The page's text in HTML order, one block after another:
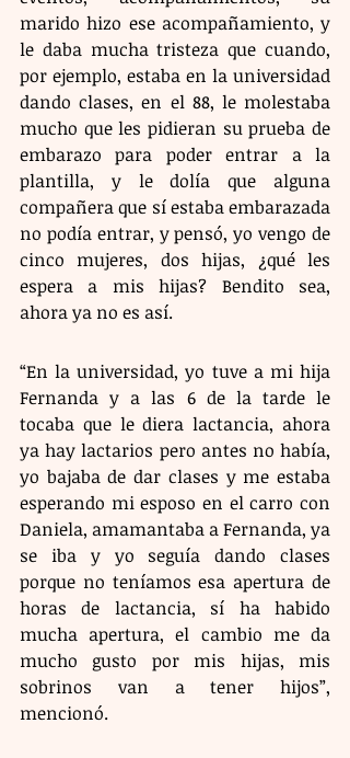
marido hizo ese acompañamiento, y
le daba mucha tristeza que cuando,
por ejemplo, estaba en la universidad
dando clases, en el 88, le molestaba
mucho que les pidieran su prueba de
embarazo para poder entrar a la
plantilla, y le dolía que alguna
compañera que sí estaba embarazada
no podía entrar, y pensó, yo vengo de
cinco mujeres, dos hijas, ¿qué les
espera a mis hijas? Bendito sea,
ahora ya no es así.
“En la universidad, yo tuve a mi hija
Fernanda y a las 6 de la tarde le
tocaba que le diera lactancia, ahora
ya hay lactarios pero antes no había,
yo bajaba de dar clases y me estaba
esperando mi esposo en el carro con
Daniela, amamantaba a Fernanda, ya
se iba y yo seguía dando clases
porque no teníamos esa apertura de
horas de lactancia, sí ha habido
mucha apertura, el cambio me da
mucho gusto por mis hijas, mis
sobrinos van a tener hijos”,
mencionó.